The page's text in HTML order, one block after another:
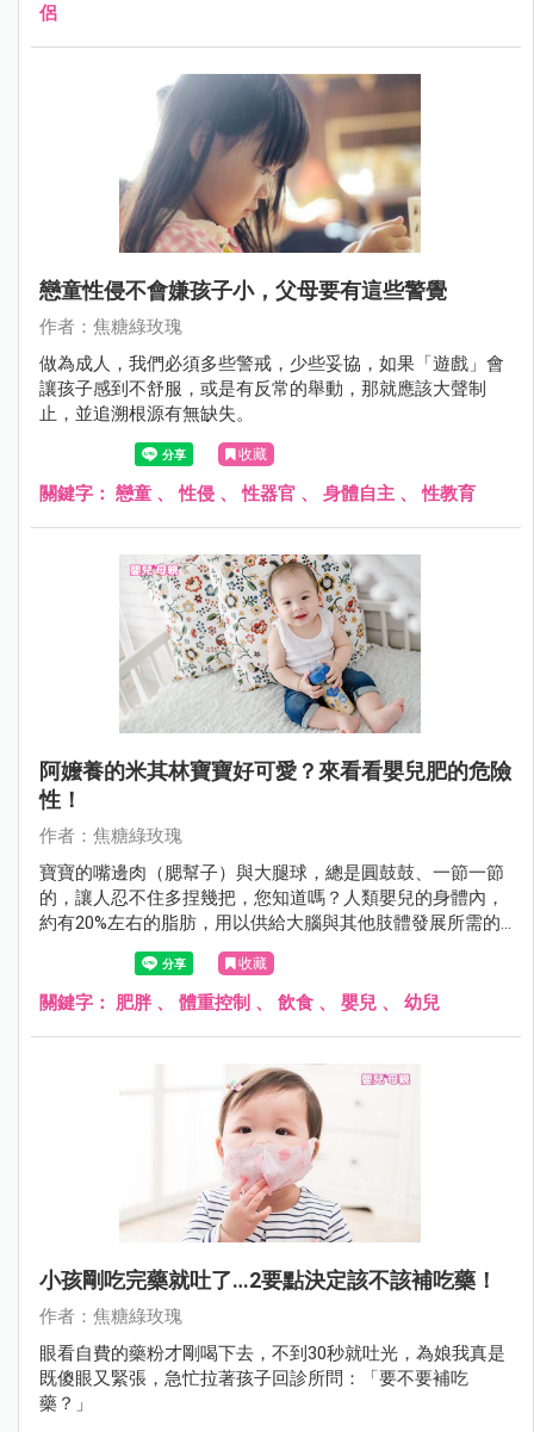
侶
戀童性侵不會嫌孩子小，父母要有這些警覺
作者：焦糖綠玫瑰
做為成人，我們必須多些警戒，少些妥協，如果「遊戲」會
讓孩子感到不舒服，或是有反常的舉動，那就應該大聲制
止，並追溯根源有無缺失。
收藏
關鍵字： 戀童 、性侵 、性器官 、 身體自主 、性教育
阿嬤養的米其林寶寶好可愛？來看看嬰兒肥的危險
性！
作者：焦糖綠玫瑰
寶寶的嘴邊肉（腮幫子）與大腿球，總是圓鼓鼓、一節一節
的，讓人忍不住多捏幾把，您知道嗎？人類嬰兒的身體內，
約有20%左右的脂肪，用以供給大腦與其他肢體發展所需的
熱量，大約到了1歲，寶寶的嬰兒肥會漸漸消失，雖然看起
來比較沒那麼討喜，但如果寶寶繼續米其林下去，可是會有
負面影響的。
收藏
關鍵字： 肥胖、 體重控制 、 飲食 、 嬰兒 、 幼兒
小孩剛吃完藥就吐了…2要點決定該不該補吃藥！
作者：焦糖綠玫瑰
眼看自費的藥粉才剛喝下去，不到30秒就吐光，為娘我真是
既傻眼又緊張，急忙拉著孩子回診所問：「要不要補吃
藥？」